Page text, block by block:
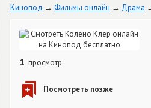
Кинопод Фильмы онлайн Драма
1 просмотр